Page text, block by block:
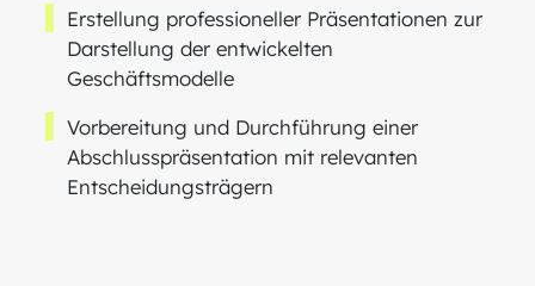
Erstellung professioneller Präsentationen zur
Darstellung der entwickelten
Geschäftsmodelle
Vorbereitung und Durchführung einer
Abschlusspräsentation mit relevanten
Entscheidungsträgern